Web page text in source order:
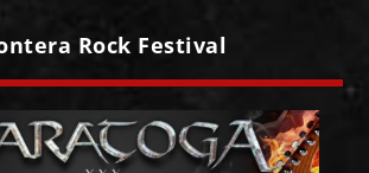
Rock Festival